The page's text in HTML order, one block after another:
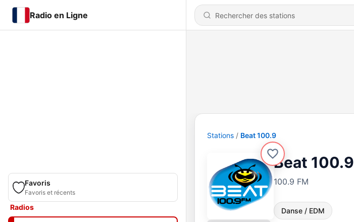
Radio en Ligne
Favoris
Favoris et récents
Radios
Stations Beat 100.9
Beat 100.9
100.9 FM
Danse / EDM